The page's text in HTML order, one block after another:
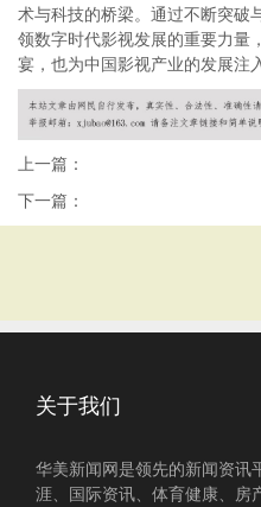
术与科技的桥梁。通过不断突破
领数字时代影视发展的重要力量
宴，也为中国影视产业的发展注
上一篇：
下一篇：
关于我们
华美新闻网是领先的新闻资讯
涯、国际资讯、体育健康、房